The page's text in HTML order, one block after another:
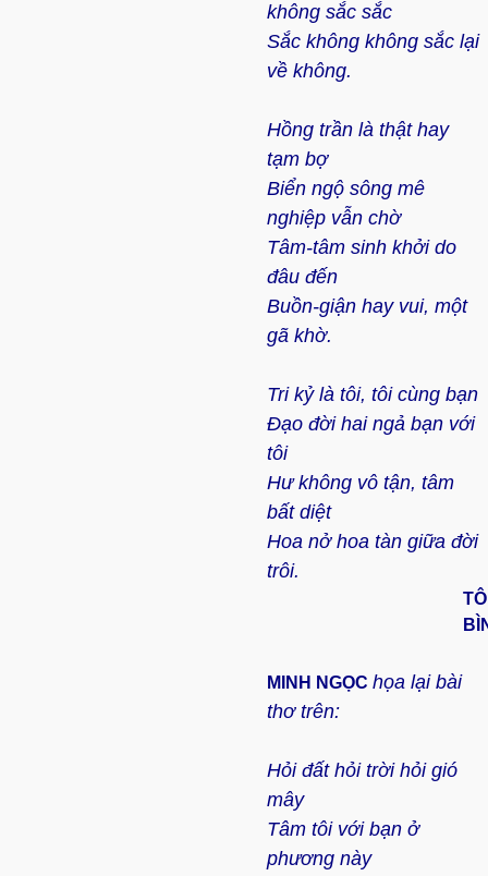
không sắc sắc
Sắc không không sắc lại
về không.
Hồng trần là thật hay
tạm bợ
Biển ngộ sông mê
nghiệp vẫn chờ
Tâm-tâm sinh khởi do
đâu đến
Buồn-giận hay vui, một
gã khờ.
Tri kỷ là tôi, tôi cùng bạn
Đạo đời hai ngả bạn với
tôi
Hư không vô tận, tâm
bất diệt
Hoa nở hoa tàn giữa đời
trôi.
MINH NGỌC họa lại bài
thơ trên:
Hỏi đất hỏi trời hỏi gió
mây
Tâm tôi với bạn ở
phương này